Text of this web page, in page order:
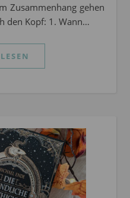
Zusammenhang gehen
den Kopf: 1. Wann…